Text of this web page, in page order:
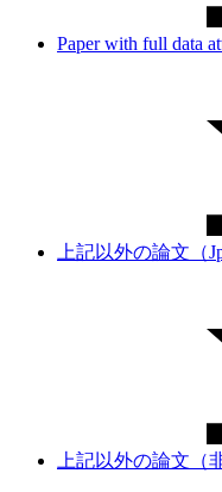
Paper with full data
上記以外の論文（
上記以外の論文（